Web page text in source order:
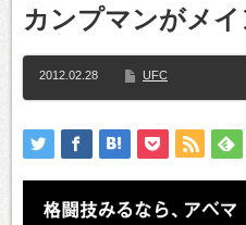
カンプマンがメイ
2012.02.28 UFC